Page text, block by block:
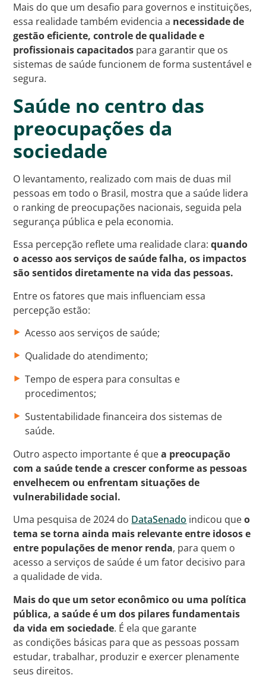
Mais do que um desafio para governos e instituições,
essa realidade também evidencia a necessidade de
gestão eficiente, controle de qualidade e
profissionais capacitados para garantir que os
sistemas de saúde funcionem de forma sustentável e
segura.
Saúde no centro das
preocupações da
sociedade
O levantamento, realizado com mais de duas mil
pessoas em todo o Brasil, mostra que a saúde lidera
o ranking de preocupações nacionais, seguida pela
segurança pública e pela economia.
Essa percepção reflete uma realidade clara:quando
o acesso aos serviços de saúde falha, os impactos
são sentidos diretamente na vida das pessoas.
Entre os fatores que mais influenciam essa
percepção estão:
Acesso aos serviços de saúde;
Qualidade do atendimento;
Tempo de espera para consultas e
procedimentos;
Sustentabilidade financeira dos sistemas de
saúde.
Outro aspecto importante é quea preocupação
com a saúde tende a crescer conforme as pessoas
envelhecem ou enfrentam situações de
vulnerabilidade social.
Uma pesquisa de 2024 do DataSenado indicou queo
tema se torna ainda mais relevante entre idosos e
entre populações de menor renda, para quem o
acesso a serviços de saúde é um fator decisivo para
a qualidade de vida.
Mais do que um setor econômico ou uma política
pública, a saúde é um dos pilares fundamentais
da vida em sociedade. É ela que garante
as condições básicas para que as pessoas possam
estudar, trabalhar, produzir e exercer plenamente
seus direitos.